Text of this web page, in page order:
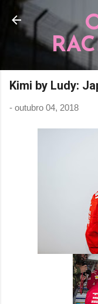
Pular
Kimi by Ludy:
- outubro 04, 2018